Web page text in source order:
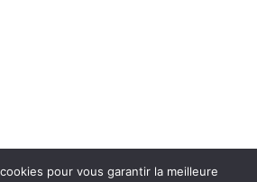
pour vous garantir la meilleure